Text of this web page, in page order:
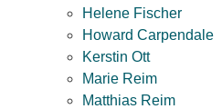
Helene Fischer
Howard Carpendale
Kerstin Ott
Marie Reim
Matthias Reim